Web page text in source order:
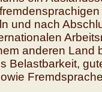
und nach
anderen Land
Belastbarkeit,